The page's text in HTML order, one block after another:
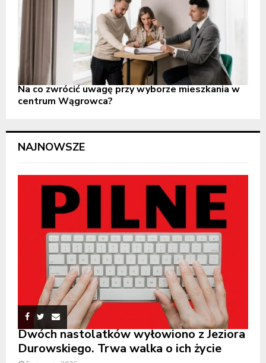
Na co zwrócić uwagę przy wyborze mieszkania w
centrum Wągrowca?
NAJNOWSZE
Dwóch nastolatków wyłowiono z Jeziora
Durowskiego. Trwa walka o ich życie